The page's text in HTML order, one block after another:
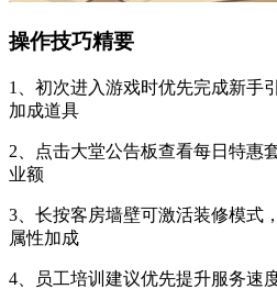
操作技巧精要
1、初次进入游戏时优先完成新手
加成道具
2、点击大堂公告板查看每日特惠
业额
3、长按客房墙壁可激活装修模式
属性加成
4、员工培训建议优先提升服务速